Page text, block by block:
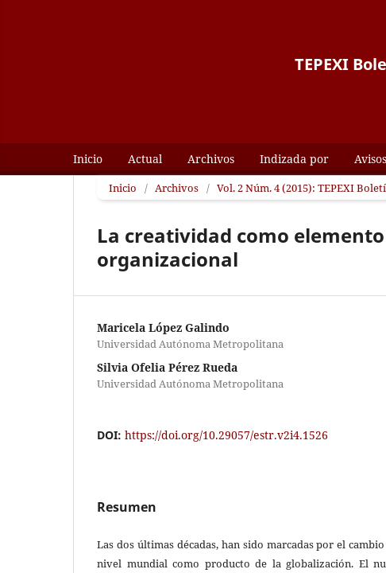
TEPEXI
Inicio Actual Archivos Indizada por Avisos
Inicio / Archivos / Vol. 2 Núm. 4 (2015): TEPEXI
La creatividad como
organizacional
Maricela López Galindo
Universidad Autónoma Metropolitana
Silvia Ofelia Pérez Rueda
Universidad Autónoma Metropolitana
DOI: https://doi.org/10.29057/estr.v2i4.1526
Resumen
Las dos últimas décadas, han sido marcadas por el
nivel mundial como producto de la globalización. El